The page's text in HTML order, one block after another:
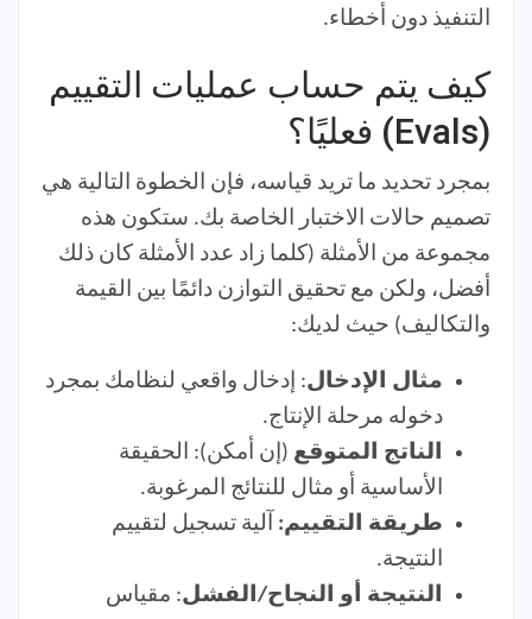
التنفيذ دون أخطاء.
كيف يتم حساب عمليات التقييم
(Evals) فعليًا؟
بمجرد تحديد ما تريد قياسه، فإن الخطوة التالية هي
تصميم حالات الاختبار الخاصة بك. ستكون هذه
مجموعة من الأمثلة (كلما زاد عدد الأمثلة كان ذلك
أفضل، ولكن مع تحقيق التوازن دائمًا بين القيمة
والتكاليف) حيث لديك:
مثال الإدخال: إدخال واقعي لنظامك بمجرد
دخوله مرحلة الإنتاج.
الناتج المتوقع (إن أمكن): الحقيقة
الأساسية أو مثال للنتائج المرغوبة.
طريقة التقييم: آلية تسجيل لتقييم
النتيجة.
النتيجة أو النجاح/الفشل: مقياس